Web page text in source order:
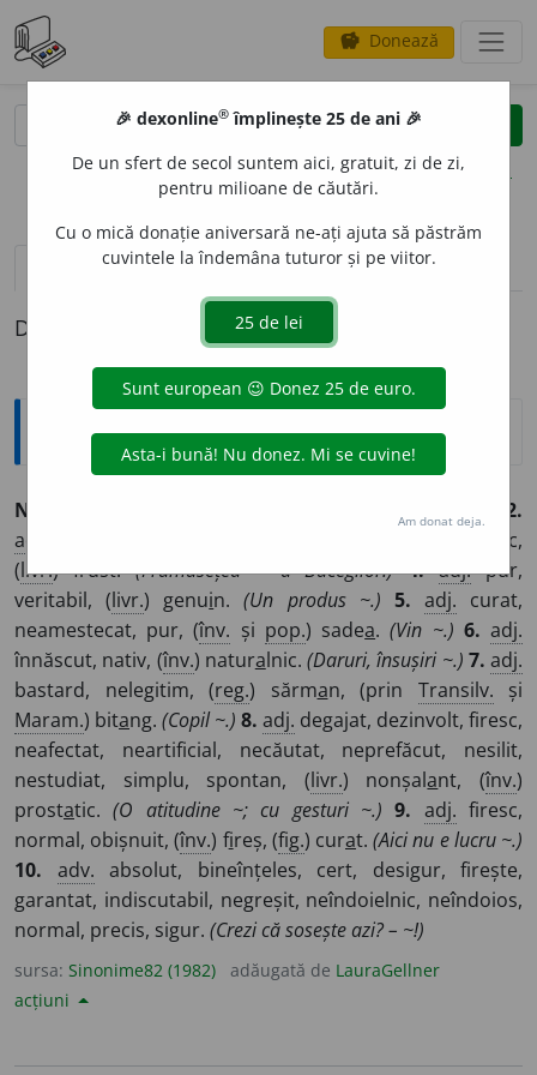
savings Donează
clear
opțiuni
definiții (1) pronunțievolume_up (50)
Definiția cu ID-ul 1008685:
Sinonime
NATUR
2.
adj.
sălbatic,
(livr.) frust.(Frumusețea ~ a Bucegilor.) 4. adj.pur,
veritabil, (livr.) genuin.(Un produs ~.) 5. adj. curat,
neamestecat, pur, (înv. și pop.) sadea.(Vin ~.) 6. adj.
înnăscut, nativ, (înv.) naturalnic. (Daruri, însușiri ~.) 7. adj.
bastard, nelegitim, (reg.) sărman, (prin Transilv. și
Maram.) bitang. (Copil ~.) 8. adj. degajat, dezinvolt, firesc,
neafectat, neartificial, necăutat, neprefăcut, nesilit,
nestudiat, simplu, spontan, (livr.) nonșalant, (înv.)
prostatic.(O atitudine ~; cu gesturi ~.) 9. adj. firesc,
normal, obișnuit, (înv.) fireș, (fig.) curat.(Aici nu e lucru ~.)
10.
adv. absolut, bineînțeles, cert, desigur, firește,
garantat, indiscutabil, negreșit, neîndoielnic, neîndoios,
normal, precis, sigur. (Crezi că sosește azi? – ~!)
sursa: Sinonime82 (1982) adăugată de LauraGellner
acțiuni
🎉 dexonline® împlinește 25 de ani 🎉
De un sfert de secol suntem aici, gratuit, zi de zi,
pentru milioane de căutări.
Cu o mică donație aniversară ne-ați ajuta să păstrăm
cuvintele la îndemâna tuturor și pe viitor.
Am donat deja.